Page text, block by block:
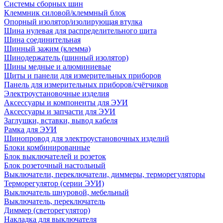
Системы сборных шин
Клеммник силовой/клеммный блок
Опорный изолятор/изолирующая втулка
Шина нулевая для распределительного щита
Шина соединительная
Шинный зажим (клемма)
Шинодержатель (шинный изолятор)
Шины медные и алюминиевые
Щиты и панели для измерительных приборов
Панель для измерительных приборов/счётчиков
Электроустановочные изделия
Аксессуары и компоненты для ЭУИ
Аксессуары и запчасти для ЭУИ
Заглушки, вставки, вывод кабеля
Рамка для ЭУИ
Шинопровод для электроустановочных изделий
Блоки комбинированные
Блок выключателей и розеток
Блок розеточный настольный
Выключатели, переключатели, диммеры, терморегуляторы
Терморегулятор (серии ЭУИ)
Выключатель шнуровой, мебельный
Выключатель, переключатель
Диммер (светорегулятор)
Накладка для выключателя